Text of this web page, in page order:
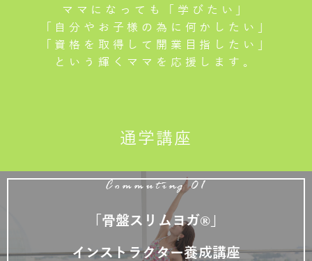
ママになっても「学びたい」
「自分やお子様の為に何かしたい」
「資格を取得して開業目指したい」
という輝くママを応援します。
通学講座
Commuting 01
「骨盤スリムヨガ®」
インストラクター養成講座